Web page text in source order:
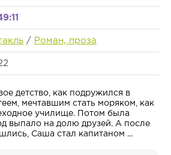
/ Роман, проза
детство, как подружился в
мечтавшим стать моряком, как
училище. Потом была
выпало на долю друзей. А после
Саша стал капитаном ...